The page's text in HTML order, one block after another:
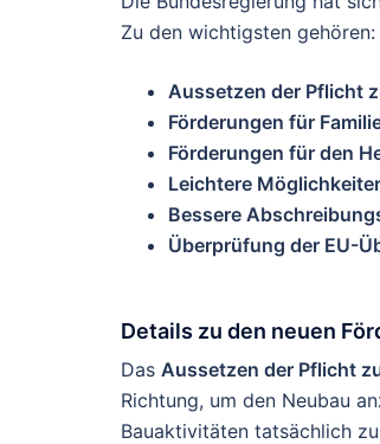
Zu den wichtigsten gehören:
Aussetzen der Pflicht
Förderungen für
Förderungen für den
Leichtere
Bessere
Überprüfung der EU-
Details zu den neuen
Das Aussetzen der Pflicht
Richtung, um den Neubau
Bauaktivitäten tatsächlich